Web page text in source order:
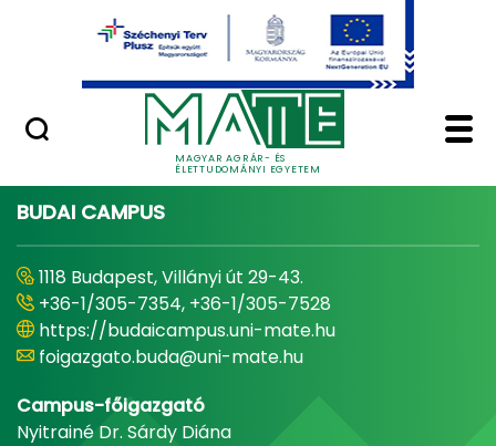
Ugrás a fő tartalomhoz
MAGYAR AGRÁR- ÉS
ÉLETTUDOMÁNYI EGYETEM
Minőségügy
Home - Magyar
BUDAI CAMPUS
1118 Budapest, Villányi út 29-43.
+36-1/305-7354, +36-1/305-7528
https://budaicampus.uni-mate.hu
foigazgato.buda@uni-mate.hu
Campus-főigazgató
Nyitrainé Dr. Sárdy Diána